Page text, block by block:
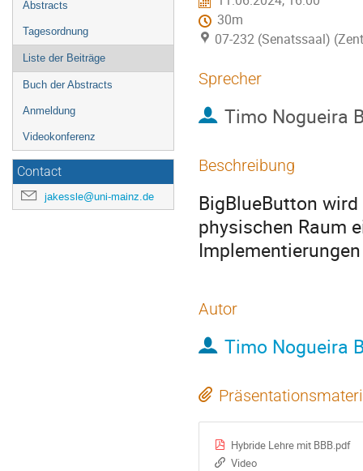
Abstracts
Tagesordnung
Liste der Beiträge
Buch der Abstracts
Anmeldung
Videokonferenz
Contact
jakessle@uni-mainz.de
30m
07-232 (Senatssaal)
Sprecher
Timo Nogueira
Beschreibung
BigBlueButton
physischen Raum
Autor
Timo Nogueira
Hybride Lehre mit BBB.pdf
Video